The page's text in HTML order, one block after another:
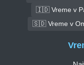
🇮🇩 Vreme v
🇸🇩 Vreme v